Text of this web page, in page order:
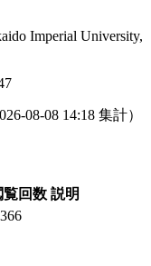
Imperial University,
08-08 14:18 集計）
覧回数 説明